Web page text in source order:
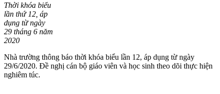
Thời khóa biểu
lần thứ 12, áp
dụng từ ngày
29 tháng 6 năm
2020
Nhà trường thông báo thời khóa biểu lần 12, áp dụng từ ngày
29/6/2020. Đề nghị cán bộ giáo viên và học sinh theo dõi thực hiện
nghiêm túc.